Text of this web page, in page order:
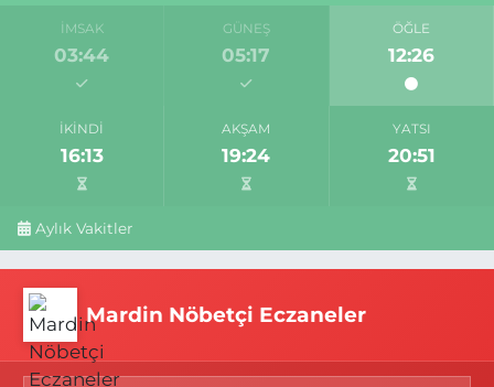
İMSAK
03:44
GÜNEŞ
05:17
ÖĞLE
12:26
İKINDI
16:13
AKŞAM
19:24
YATSI
20:51
Aylık Vakitler
Mardin Nöbetçi Eczaneler